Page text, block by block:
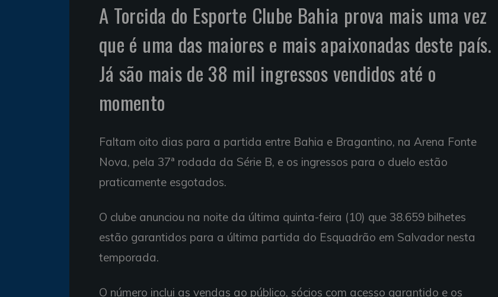
A Torcida do Esporte Clube Bahia prova mais uma vez
que é uma das maiores e mais apaixonadas deste país.
Já são mais de 38 mil ingressos vendidos até o
momento
Faltam oito dias para a partida entre Bahia e Bragantino, na Arena Fonte
Nova, pela 37ª rodada da Série B, e os ingressos para o duelo estão
praticamente esgotados.
O clube anunciou na noite da última quinta-feira (10) que 38.659 bilhetes
estão garantidos para a última partida do Esquadrão em Salvador nesta
temporada.
O número inclui as vendas ao público, sócios com acesso garantido e os